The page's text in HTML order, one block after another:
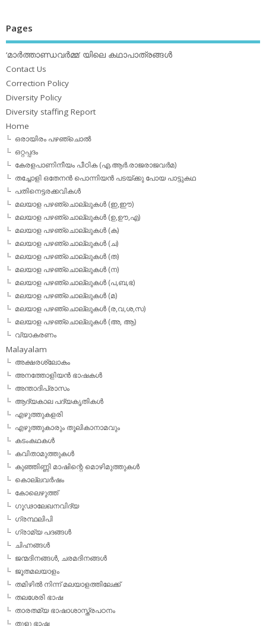
Pages
‘മാര്‍ത്താണ്ഡവര്‍മ്മ’ യിലെ കഥാപാത്രങ്ങള്‍
Contact Us
Correction Policy
Diversity Policy
Diversity staffing Report
Home
ഒരായിരം പഴഞ്ചൊല്‍
ഒറ്റപ്പദം
കേരളപാണിനീയം പീഠിക (എ.ആര്‍.രാജരാജവര്‍മ)
തച്ചോളി ഒതേനൻ പൊന്നിയൻ പടയ്‌ക്കു പോയ പാട്ടുകഥ
പതിനെട്ടരക്കവികള്‍
മലയാള പഴഞ്ചൊല്ലുകള്‍ (ഇ,ഈ)
മലയാള പഴഞ്ചൊല്ലുകള്‍ (ഉ,ഊ,എ)
മലയാള പഴഞ്ചൊല്ലുകള്‍ (ക)
മലയാള പഴഞ്ചൊല്ലുകള്‍ (ച)
മലയാള പഴഞ്ചൊല്ലുകള്‍ (ത)
മലയാള പഴഞ്ചൊല്ലുകള്‍ (ന)
മലയാള പഴഞ്ചൊല്ലുകള്‍ (പ,ബ,ഭ)
മലയാള പഴഞ്ചൊല്ലുകള്‍ (മ)
മലയാള പഴഞ്ചൊല്ലുകള്‍ (ര,വ,ശ,സ)
മലയാള പഴഞ്ചൊല്ലുകൾ (അ, ആ)
വ്യാകരണം
Malayalam
അക്ഷരശ്ലോകം
അനത്തോളിയന്‍ ഭാഷകള്‍
അന്താദിപ്രാസം
ആദ്യകാല പദ്യകൃതികള്‍
എഴുത്തുകളരി
എഴുത്തുകാരും തൂലികാനാമവും
കടംകഥകള്‍
കവിതാമുത്തുകള്‍
കുഞ്ഞിണ്ണി മാഷിന്റെ മൊഴിമുത്തുകള്‍
കൊല്ലവര്‍ഷം
കോലെഴുത്ത്
ഗൂഢാലേഖനവിദ്യ
ഗ്രന്ഥലിപി
ഗ്രാമ്യ പദങ്ങള്‍
ചിഹ്നങ്ങള്‍
ജന്മദിനങ്ങള്‍, ചരമദിനങ്ങള്‍
ജൂതമലയാളം
തമിഴില്‍ നിന്ന് മലയാളത്തിലേക്ക്
തലശേരി ഭാഷ
താരതമ്യ ഭാഷാശാസ്ത്രപഠനം
തുളു ഭാഷ